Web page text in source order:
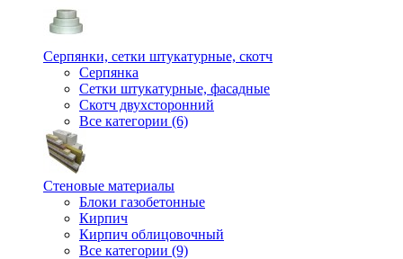
Серпянки, сетки штукатурные, скотч
Серпянка
Сетки штукатурные, фасадные
Скотч двухсторонний
Все категории (6)
Стеновые материалы
Блоки газобетонные
Кирпич
Кирпич облицовочный
Все категории (9)